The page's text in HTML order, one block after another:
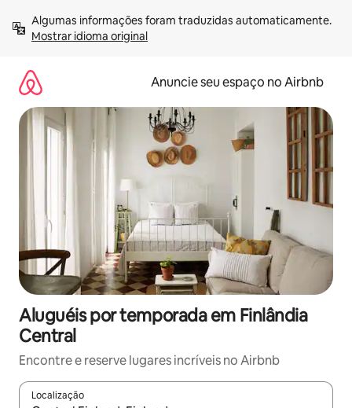
para
Mostrar idioma original
Anuncie seu espaço no Airbnb
Aluguéis por temporada em Finlândia
Central
Encontre e reserve lugares incríveis no Airbnb
Localização